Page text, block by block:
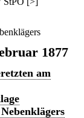
1877
am